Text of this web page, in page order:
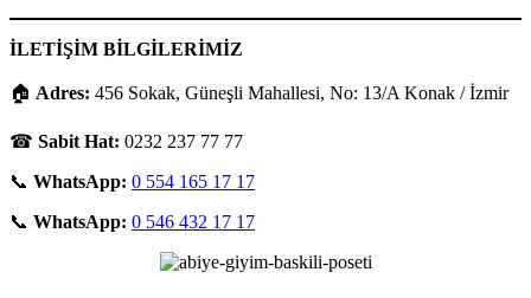
İLETİŞİM BİLGİLERİMİZ
🏠 Adres: 456 Sokak, Güneşli Mahallesi, No: 13/A Konak / İzmir
☎ Sabit Hat: 0232 237 77 77
📞 WhatsApp: 0 554 165 17 17
📞 WhatsApp: 0 546 432 17 17